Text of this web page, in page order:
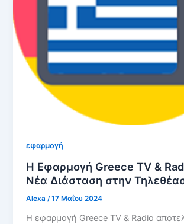
εφαρμογή
Η Εφαρμογή Greece TV &
Νέα Διάσταση στην
Alexa/17 Μαΐου 2024
Η εφαρμογή Greece TV & Radio